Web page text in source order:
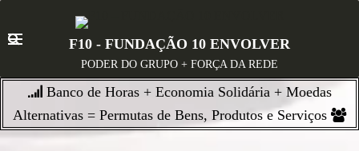
c
F10 - FUNDAÇÃO 10 ENVOLVER
PODER DO GRUPO + FORÇA DA REDE
Banco de Horas + Economia Solidária + Moedas
Alternativas = Permutas de Bens, Produtos e Serviços